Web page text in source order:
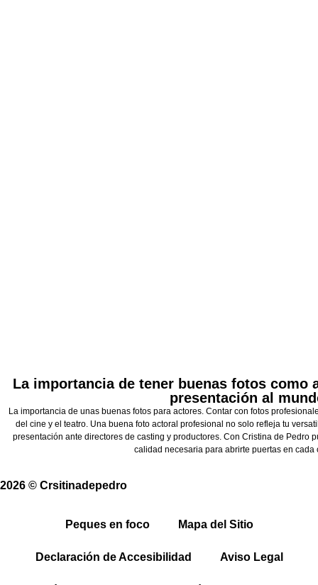
La importancia de tener buenas fotos como
presentación al
La importancia de unas buenas fotos para actores. Contar con fotos
del cine y el teatro. Una buena foto actoral profesional no solo refleja tu
presentación ante directores de casting y productores. Con Cristina de Pedro
calidad necesaria para abrirte puertas en cada
2026 © Crsitinadepedro
Peques en foco Mapa del Sitio
Declaración de Accesibilidad Aviso Legal